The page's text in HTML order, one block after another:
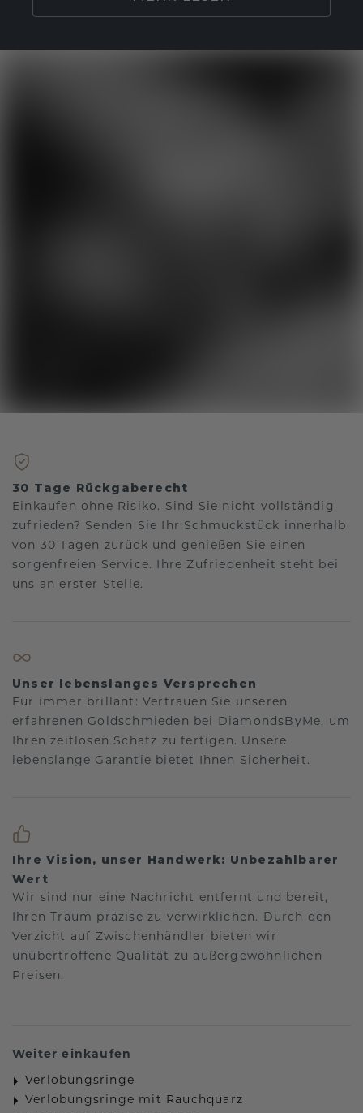
30 Tage Rückgaberecht
Einkaufen ohne Risiko. Sind Sie nicht vollständig
zufrieden? Senden Sie Ihr Schmuckstück innerhalb
von 30 Tagen zurück und genießen Sie einen
sorgenfreien Service. Ihre Zufriedenheit steht bei
uns an erster Stelle.
Unser lebenslanges Versprechen
Für immer brillant: Vertrauen Sie unseren
erfahrenen Goldschmieden bei DiamondsByMe, um
Ihren zeitlosen Schatz zu fertigen. Unsere
lebenslange Garantie bietet Ihnen Sicherheit.
Ihre Vision, unser Handwerk: Unbezahlbarer
Wert
Wir sind nur eine Nachricht entfernt und bereit,
Ihren Traum präzise zu verwirklichen. Durch den
Verzicht auf Zwischenhändler bieten wir
unübertroffene Qualität zu außergewöhnlichen
Preisen.
Weiter einkaufen
Verlobungsringe
Verlobungsringe mit Rauchquarz